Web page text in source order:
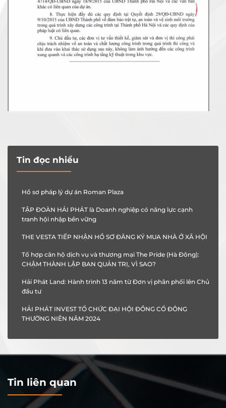
Tin đọc nhiều
Hồ sơ pháp lý dự án Roman Plaza
TẬP ĐOÀN HẢI PHÁT là Doanh nghiệp có năng lực cạnh
tranh hội nhập bền vững
THE VESTA TIẾP NHẬN HỒ SƠ ĐĂNG KÝ MUA NHÀ Ở XÃ HỘI
Tổ hợp căn hộ dịch vụ và thương mại The Pride (Hà Đông):
CHẬM THÀNH LẬP BAN QUẢN TRỊ, VÌ SAO?
Hải Phát Land: Hành trình 13 năm từ Đơn vị phân phối lên Chủ
đầu tư
HẢI PHÁT INVEST TỔ CHỨC ĐẠI HỘI ĐỒNG CỔ ĐÔNG
THƯỜNG NIÊN NĂM 2024
Tin liên quan